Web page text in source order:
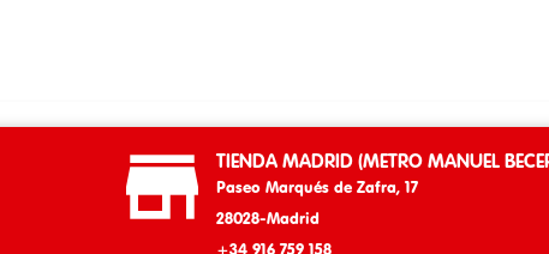
 TIENDA MADRID (METRO MANUEL
Paseo Marqués de Zafra, 17
28028-Madrid
+34 916 759 158